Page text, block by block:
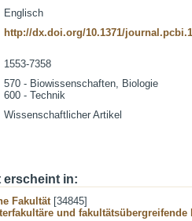
Englisch
http://dx.doi.org/10.1371/
1553-7358
570 - Biowissenschaften, Biologie
600 - Technik
Wissenschaftlicher Artikel
erscheint in:
Fakultät[34845]
und